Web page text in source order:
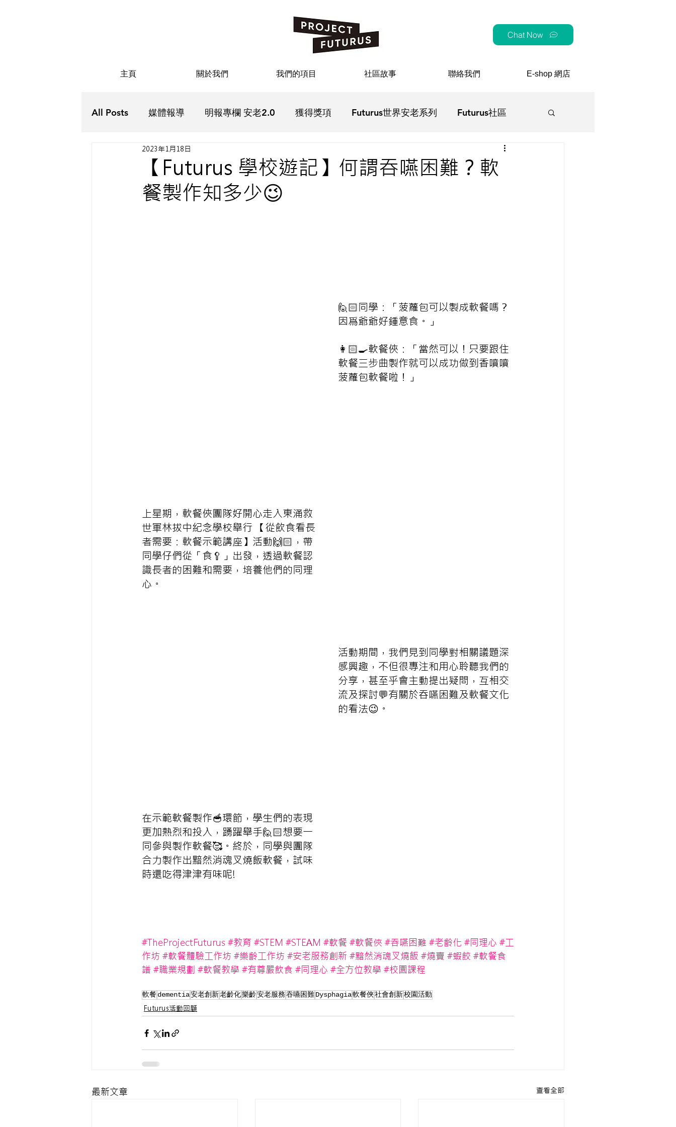
Chat Now
主頁 關於我們 我們的項目 社區故事 聯絡我們 E-shop 網店
All Posts 媒體報導 明報專欄 安老2.0 獲得獎項 Futurus世界安老系列 Futurus社區
Futurus解密 Futurus抗疫
【Futurus 學校遊記】何謂吞嚥困難？軟
餐製作知多少😉
2023年1月18日
🙋🏻同學：「菠蘿包可以製成軟餐嗎？
因爲爺爺好鍾意食。」
👩🏻‍🍳軟餐俠：「當然可以！只要跟住
軟餐三步曲製作就可以成功做到香噴噴
菠蘿包軟餐啦！」
上星期，軟餐俠團隊好開心走入東涌救
世軍林拔中紀念學校舉行 【從飲食看長
者需要：軟餐示範講座】活動🙌🏻，帶
同學仔們從「食🥄」出發，透過軟餐認
識長者的困難和需要，培養他們的同理
心。
活動期間，我們見到同學對相關議題深
感興趣，不但很專注和用心聆聽我們的
分享，甚至乎會主動提出疑問，互相交
流及探討💬有關於吞嚥困難及軟餐文化
的看法😉。
在示範軟餐製作🥣環節，學生們的表現
更加熱烈和投入，踴躍舉手🙋🏻想要一
同參與製作軟餐🥰。終於，同學與團隊
合力製作出黯然消魂叉燒飯軟餐，試味
時還吃得津津有味呢!
#TheProjectFuturus #教育 #STEM #STEAM #軟餐 #軟餐俠 #吞嚥困難 #老齡化 #同理心 #工
作坊 #軟餐體驗工作坊 #樂齡工作坊 #安老服務創新 #黯然消魂叉燒飯 #燒賣 #蝦餃 #軟餐食
譜 #職業規劃 #軟餐教學 #有尊嚴飲食 #同理心 #全方位教學 #校園課程
軟餐 dementia安老創新老齡化樂齡安老服務吞嚥困難Dysphagia軟餐俠社會創新校園活動
Futurus活動回顧
最新文章 查看全部